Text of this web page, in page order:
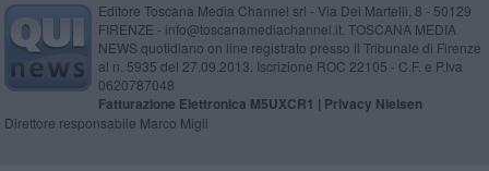
Editore Toscana Media Channel srl - Via Dei Martelli, 8 - 50129
FIRENZE - info@toscanamediachannel.it. TOSCANA MEDIA
NEWS quotidiano on line registrato presso il Tribunale di Firenze
al n. 5935 del 27.09.2013. Iscrizione ROC 22105 - C.F. e P.Iva
0620787048
Fatturazione Elettronica M5UXCR1 | Privacy Nielsen
Direttore responsabile Marco Migli